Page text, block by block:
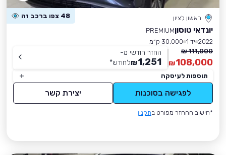
ראשון לציון 48 צפו ברכב זה
יונדאי טוסוןPREMIUM
2022 יד 1
30,000 ק״מ
111,000 ₪
108,000
₪
החזר חודשי מ-
1,251
₪לחודש*
תוספות לעיסקה
לפגישה בסוכנות יצירת קשר
*חישוב ההחזר מפורט בתקנון